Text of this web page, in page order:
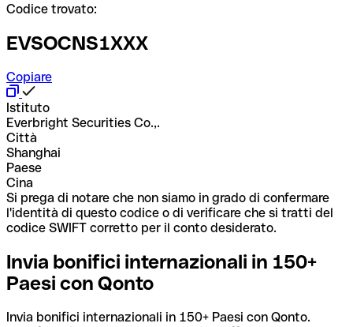
Codice trovato:
EVSOCNS1XXX
Copiare
Istituto
Everbright Securities Co.,.
Città
Shanghai
Paese
Cina
Si prega di notare che non siamo in grado di confermare
l'identità di questo codice o di verificare che si tratti del
codice SWIFT corretto per il conto desiderato.
Invia bonifici internazionali in 150+
Paesi con Qonto
Invia bonifici internazionali in 150+ Paesi con Qonto.